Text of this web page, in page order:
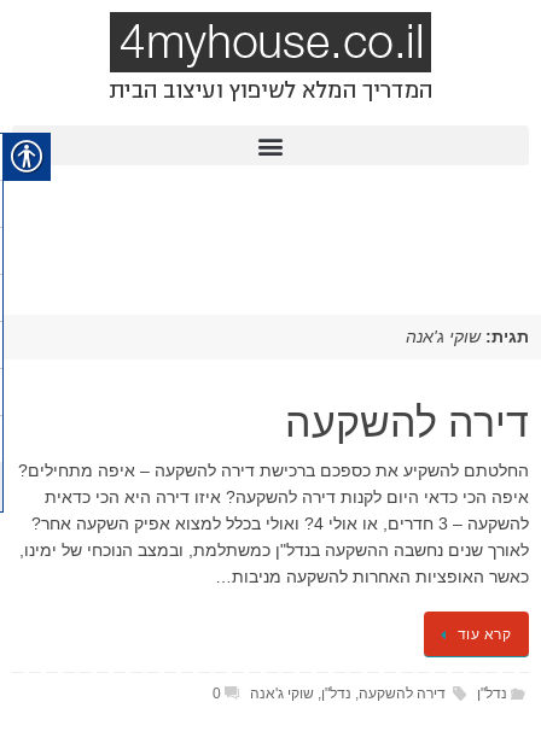
תגית:שוקי ג'אנה
דירה להשקעה
החלטתם להשקיע את כספכם ברכישת דירה להשקעה – איפה מתחילים?
איפה הכי כדאי היום לקנות דירה להשקעה? איזו דירה היא הכי כדאית
להשקעה – 3 חדרים, או אולי 4? ואולי בכלל למצוא אפיק השקעה אחר?
לאורך שנים נחשבה ההשקעה בנדל"ן כמשתלמת, ובמצב הנוכחי של ימינו,
כאשר האופציות האחרות להשקעה מניבות…
קרא עוד
נדל"ן דירה להשקעה נדל"ן ,שוקי ג'אנה 0